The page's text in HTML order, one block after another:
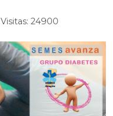
Visitas: 24900